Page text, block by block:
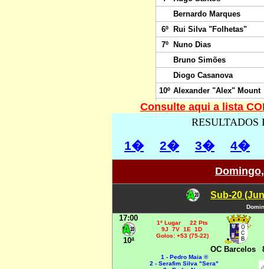
Consulte aqui a lista
RESULTADOS
1� 2� 3� 4�
Sub-20
17:00
10ª
1º Lugar 22 Pts
9J 7V 1E 1D
Golos: +53 (75-22)
OC Barcelos
1 - Pedro Maia ®
2 - Serafim Silva "Sera"